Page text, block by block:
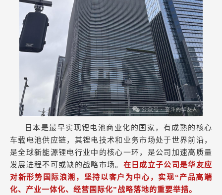
日本是最早实现锂电池商业化的国家，有成熟的核心
车载电池供应链，其锂电技术和业务市场处于世界前沿，
是全球新能源锂电行业中的核心一环，是公司加速高质量
发展进程不可或缺的战略市场。 在日成立子公司是华友应
对新形势国际浪潮，坚持以客户为中心，实现“产品高端
化、产业一体化、经营国际化”战略落地的重要举措。